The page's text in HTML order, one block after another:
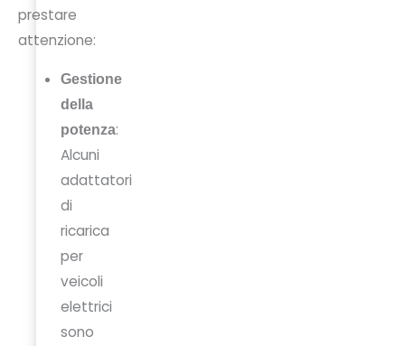
prestare
attenzione:
Gestione
della
potenza:
Alcuni
adattatori
di
ricarica
per
veicoli
elettrici
sono